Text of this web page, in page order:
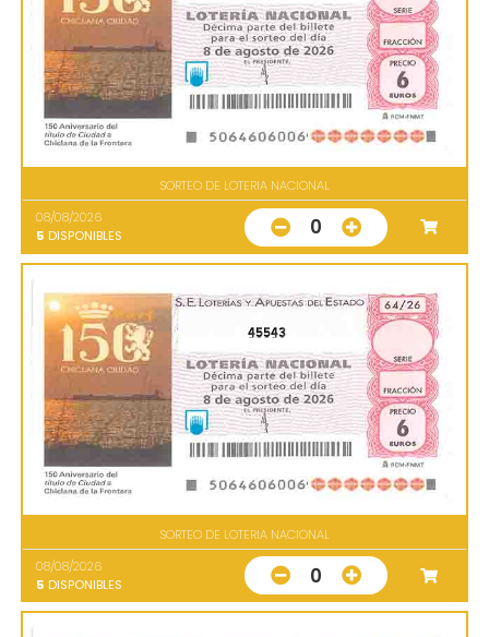
SORTEO DE LOTERIA NACIONAL
08/08/2026
5 DISPONIBLES 0
45543
SORTEO DE LOTERIA NACIONAL
08/08/2026
5 DISPONIBLES 0